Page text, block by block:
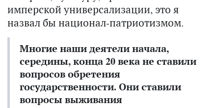
имперской универсализации, это я
назвал бы национал-патриотизмом.
Многие наши деятели начала,
середины, конца 20 века не ставили
вопросов обретения
государственности. Они ставили
вопросы выживания